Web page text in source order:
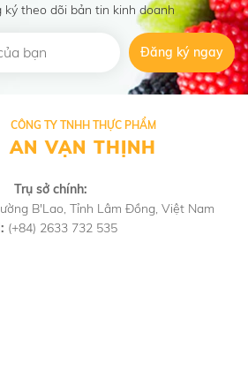
ký theo dõi bản tin kinh doanh
Đăng ký ngay
CÔNG TY TNHH THỰC PHẨM
AN VẠN THỊNH
Trụ sở chính:
B'Lao, Tỉnh Lâm Đồng, Việt Nam
(+84) 2633 732 535